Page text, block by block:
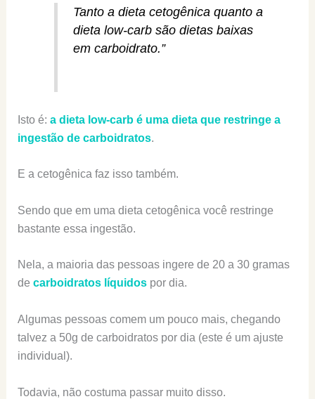
Tanto a dieta cetogênica quanto a
dieta low-carb são dietas baixas
em carboidrato.”
Isto é: a dieta low-carb é uma dieta que restringe a
ingestão de carboidratos.
E a cetogênica faz isso também.
Sendo que em uma dieta cetogênica você restringe
bastante essa ingestão.
Nela, a maioria das pessoas ingere de 20 a 30 gramas
de carboidratos líquidospor dia.
Algumas pessoas comem um pouco mais, chegando
talvez a 50g de carboidratos por dia (este é um ajuste
individual).
Todavia, não costuma passar muito disso.